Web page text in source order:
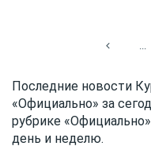
Последние новости
«Официально» за
рубрике
день и неделю.